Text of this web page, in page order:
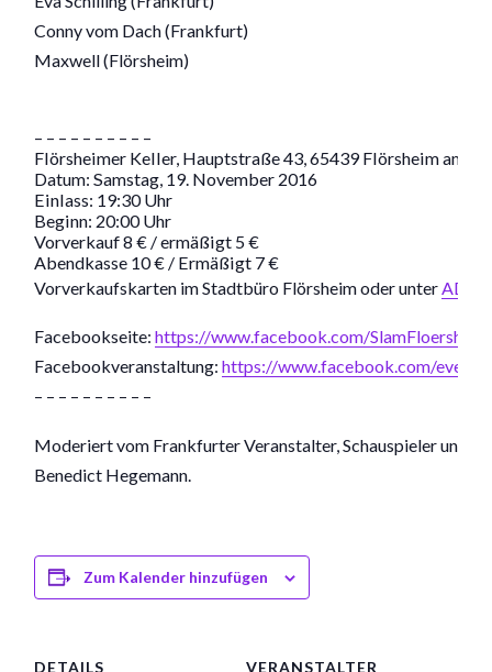
Conny vom Dach (Frankfurt)
Maxwell (Flörsheim)
– – – – – – – – – –
Flörsheimer Keller, Hauptstraße 43, 65439 Flörsheim am
Datum: Samstag, 19. November 2016
Einlass: 19:30 Uhr
Beginn: 20:00 Uhr
Vorverkauf 8 € / ermäßigt 5 €
Abendkasse 10 € / Ermäßigt 7 €
Vorverkaufskarten im Stadtbüro Flörsheim oder unter
Facebookseite:https://www.facebook.com/SlamFloersheim
Facebookveranstaltung:https://www.facebook.com/
– – – – – – – – – –
Moderiert vom Frankfurter Veranstalter, Schauspieler und
Benedict Hegemann.
Zum Kalender hinzufügen
DETAILS
VERANSTALTER